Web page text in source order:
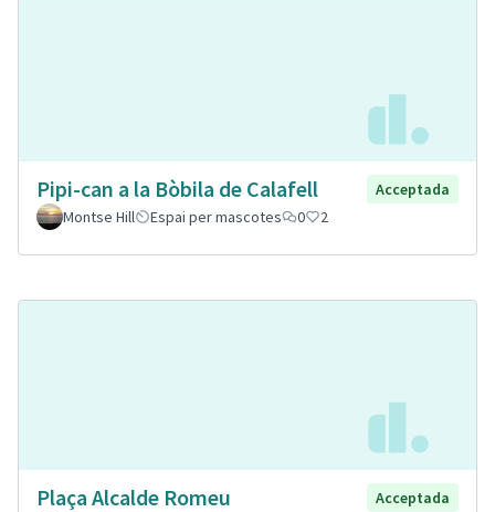
Pipi-can a la Bòbila de Calafell
Acceptada
Montse Hill
Espai per mascotes 0 2
Plaça Alcalde Romeu
Acceptada